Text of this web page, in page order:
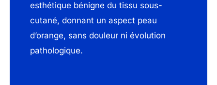
esthétique bénigne du tissu sous-
cutané, donnant un aspect peau
d’orange, sans douleur ni évolution
pathologique.